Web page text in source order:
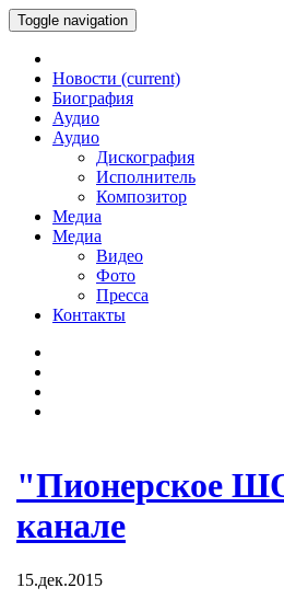
Toggle navigation
Новости (current)
Биография
Аудио
Аудио
Дискография
Исполнитель
Композитор
Медиа
Медиа
Видео
Фото
Пресса
Контакты
"Пионерское
канале
15.дек.2015